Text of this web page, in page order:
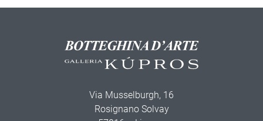
Via Musselburgh, 16
Rosignano Solvay